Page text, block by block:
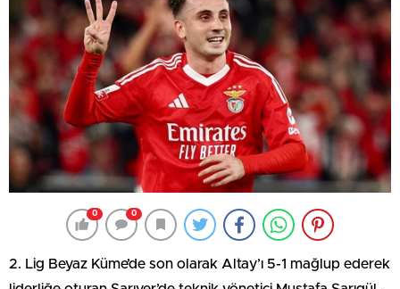
0 0
2. Lig Beyaz Küme’de son olarak Altay’ı 5-1 mağlup ederek